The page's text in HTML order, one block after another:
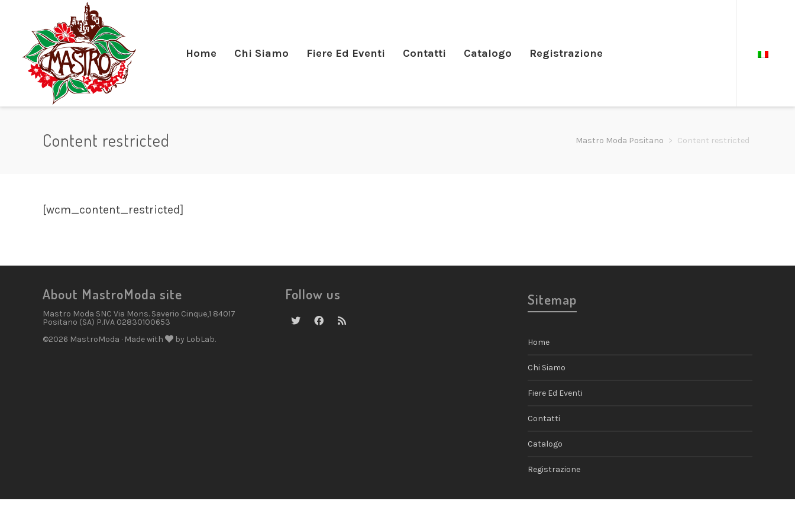
Home Chi Siamo Fiere Ed Eventi Contatti Catalogo Registrazione
Content restricted Mastro Moda Positano > Content restricted
[wcm_content_restricted]
About MastroModa site
Mastro Moda SNC Via Mons. Saverio Cinque,1 84017
Positano (SA) P.IVA 02830100653
©2026 MastroModa · Made with
by LobLab.
Follow us Sitemap
Home
Chi Siamo
Fiere Ed Eventi
Contatti
Catalogo
Registrazione